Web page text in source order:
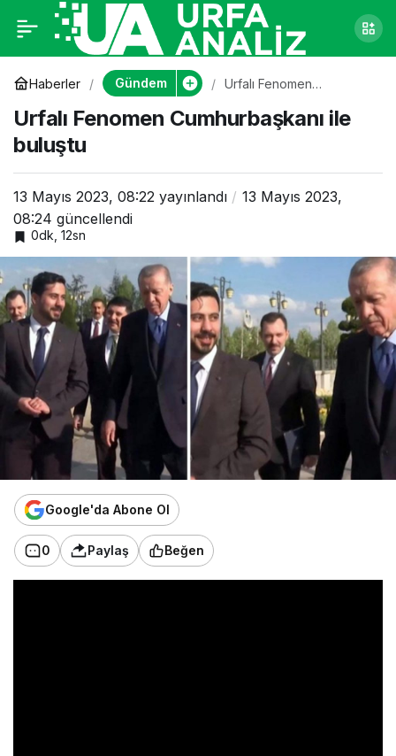
Haberler Gündem
Urfalı Fenomen
buluştu
Urfalı Fenomen Cumhurbaşkanı ile
buluştu
13 Mayıs 2023, 08:22 yayınlandı
13 Mayıs 2023,
08:24 güncellendi
0dk, 12sn
Google'da Abone Ol
0 Paylaş Beğen
Urfalı Fenomen
Cumhurbaşkanı ile
buluştu
0